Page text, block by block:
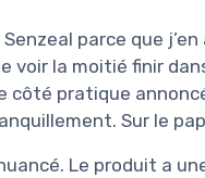
parce que
voir la moitié finir
côté pratique
Sur le
Le produit a